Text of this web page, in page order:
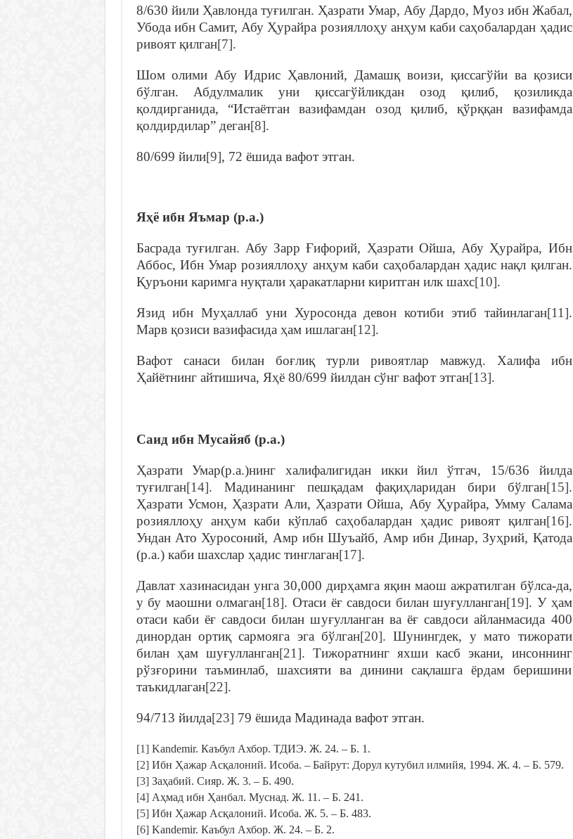
8/630 йили Ҳавлонда туғилган. Ҳазрати Умар, Абу Дардо, Муоз ибн Жабал,
Убода ибн Самит, Абу Ҳурайра розияллоҳу анҳум каби саҳобалардан ҳадис
ривоят қилган[7].
Шом олими Абу Идрис Ҳавлоний, Дамашқ воизи, қиссагўйи ва қозиси
бўлган. Абдулмалик уни қиссагўйликдан озод қилиб, қозиликда
қолдирганида, “Истаётган вазифамдан озод қилиб, қўрққан вазифамда
қолдирдилар” деган[8].
80/699 йили[9], 72 ёшида вафот этган.
Яҳё ибн Яъмар (р.а.)
Басрада туғилган. Абу Зарр Ғифорий, Ҳазрати Ойша, Абу Ҳурайра, Ибн
Аббос, Ибн Умар розияллоҳу анҳум каби саҳобалардан ҳадис нақл қилган.
Қуръони каримга нуқтали ҳаракатларни киритган илк шахс[10].
Язид ибн Муҳаллаб уни Хуросонда девон котиби этиб тайинлаган[11].
Марв қозиси вазифасида ҳам ишлаган[12].
Вафот санаси билан боғлиқ турли ривоятлар мавжуд. Халифа ибн
Ҳайётнинг айтишича, Яҳё 80/699 йилдан сўнг вафот этган[13].
Саид ибн Мусайяб (р.а.)
Ҳазрати Умар(р.а.)нинг халифалигидан икки йил ўтгач, 15/636 йилда
туғилган[14]. Мадинанинг пешқадам фақиҳларидан бири бўлган[15].
Ҳазрати Усмон, Ҳазрати Али, Ҳазрати Ойша, Абу Ҳурайра, Умму Салама
розияллоҳу анҳум каби кўплаб саҳобалардан ҳадис ривоят қилган[16].
Ундан Ато Хуросоний, Амр ибн Шуъайб, Амр ибн Динар, Зуҳрий, Қатода
(р.а.) каби шахслар ҳадис тинглаган[17].
Давлат хазинасидан унга 30,000 дирҳамга яқин маош ажратилган бўлса-да,
у бу маошни олмаган[18]. Отаси ёғ савдоси билан шуғулланган[19]. У ҳам
отаси каби ёғ савдоси билан шуғулланган ва ёғ савдоси айланмасида 400
динордан ортиқ сармояга эга бўлган[20]. Шунингдек, у мато тижорати
билан ҳам шуғулланган[21]. Тижоратнинг яхши касб экани, инсоннинг
рўзғорини таъминлаб, шахсияти ва динини сақлашга ёрдам беришини
таъкидлаган[22].
94/713 йилда[23] 79 ёшида Мадинада вафот этган.
[1]Kandemir. Каъбул Ахбор. ТДИЭ. Ж. 24. – Б. 1.
[2]Ибн Ҳажар Асқалоний. Исоба. – Байрут: Дорул кутубил илмийя, 1994. Ж. 4. – Б. 579.
[3]Заҳабий. Сияр. Ж. 3. – Б. 490.
[4]Аҳмад ибн Ҳанбал. Муснад. Ж. 11. – Б. 241.
[5]Ибн Ҳажар Асқалоний. Исоба. Ж. 5. – Б. 483.
[6]Kandemir. Каъбул Ахбор. Ж. 24. – Б. 2.